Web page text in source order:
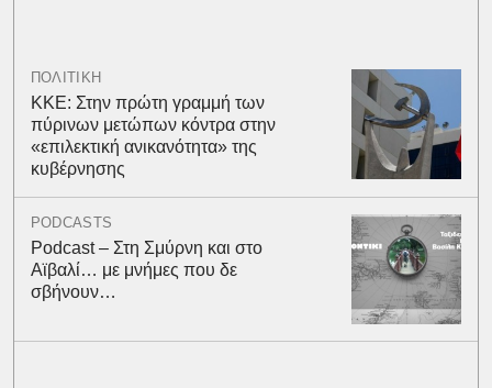
ΠΟΛΙΤΙΚΗ
ΚΚΕ: Στην πρώτη γραμμή των
πύρινων μετώπων κόντρα στην
«επιλεκτική ανικανότητα» της
κυβέρνησης
PODCASTS
Podcast – Στη Σμύρνη και στο
Αϊβαλί… με μνήμες που δε
σβήνουν…